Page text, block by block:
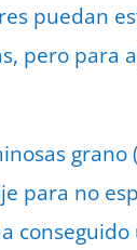
puedan
pero para
grano
para no